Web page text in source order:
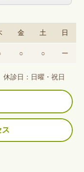
金 土 日
○ ○ ー
休診日：日曜・祝日
ス